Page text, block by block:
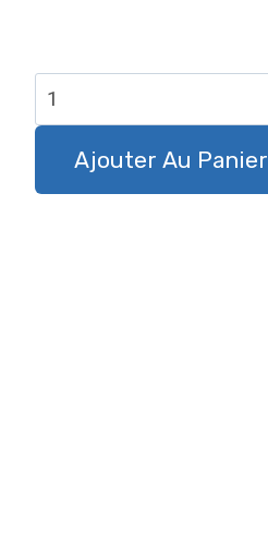
Ajouter Au Panier